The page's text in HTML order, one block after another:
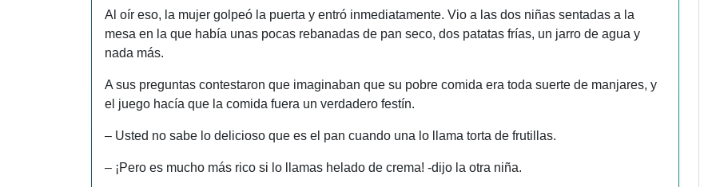
Al oír eso, la mujer golpeó la puerta y entró inmediatamente. Vio a las dos niñas sentadas a la
mesa en la que había unas pocas rebanadas de pan seco, dos patatas frías, un jarro de agua y
nada más.
A sus preguntas contestaron que imaginaban que su pobre comida era toda suerte de manjares, y
el juego hacía que la comida fuera un verdadero festín.
– Usted no sabe lo delicioso que es el pan cuando una lo llama torta de frutillas.
– ¡Pero es mucho más rico si lo llamas helado de crema! -dijo la otra niña.